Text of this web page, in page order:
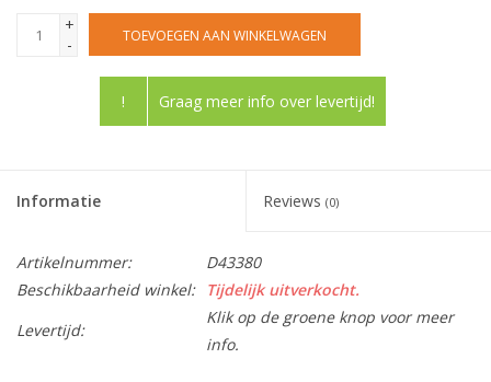
+
-
TOEVOEGEN AAN WINKELWAGEN
! Graag meer info over levertijd!
Informatie Reviews (0)
Artikelnummer:
D43380
Beschikbaarheid winkel:
Tijdelijk uitverkocht.
Levertijd:
Klik op de groene knop voor meer
info.